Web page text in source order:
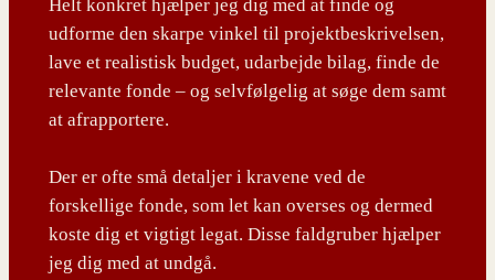
Helt konkret hjælper jeg dig med at finde og
udforme den skarpe vinkel til projektbeskrivelsen,
lave et realistisk budget, udarbejde bilag, finde de
relevante fonde – og selvfølgelig at søge dem samt
at afrapportere.
Der er ofte små detaljer i kravene ved de
forskellige fonde, som let kan overses og dermed
koste dig et vigtigt legat. Disse faldgruber hjælper
jeg dig med at undgå.